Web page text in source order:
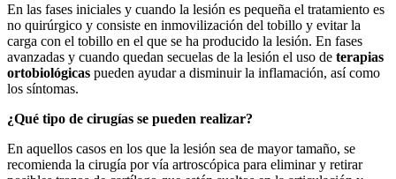
En las fases iniciales y cuando la lesión es pequeña el tratamiento es
no quirúrgico y consiste en inmovilización del tobillo y evitar la
carga con el tobillo en el que se ha producido la lesión. En fases
avanzadas y cuando quedan secuelas de la lesión el uso de terapias
ortobiológicas pueden ayudar a disminuir la inflamación, así como
los síntomas.
¿Qué tipo de cirugías se pueden realizar?
En aquellos casos en los que la lesión sea de mayor tamaño, se
recomienda la cirugía por vía artroscópica para eliminar y retirar